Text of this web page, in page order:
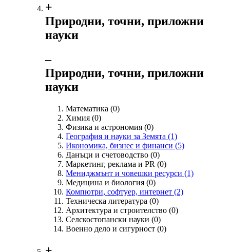
+
Природни, точни, приложни
науки
‒
Природни, точни, приложни
науки
Математика (0)
Химия (0)
Физика и астрономия (0)
География и науки за Земята (1)
Икономика, бизнес и финанси (5)
Данъци и счетоводство (0)
Маркетинг, реклама и PR (0)
Мениджмънт и човешки ресурси (1)
Медицина и биология (0)
Компютри, софтуер, интернет (2)
Техническа литература (0)
Архитектура и строителство (0)
Селскостопански науки (0)
Военно дело и сигурност (0)